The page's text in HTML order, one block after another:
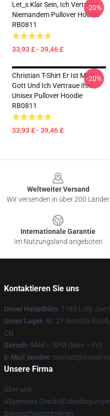
Let_s Klar Sein, Ich Vertraue
Niemandem Pullover Hoodie
RB0811
33,93 £ - 39,46 £
-20%
Christian T-Shirt Er Ist Mein
Gott Und Ich Vertraue Ihm
Unisex Pullover Hoodie
RB0811
33,93 £ - 39,46 £
-20%
Weltweiter Versand
Wir versenden in über 200 Länder
Internationale Garantie
Im Nutzungsland angeboten
Kontaktieren Sie uns
Unser Hauptbüro: 1185 Lolly Joe
Unser Lager: Nr. 27 Nansha
CN
Geruch: 9AM – 5PM (Mon – Fri)
E-Mail senden:
Unsere Firma
Über uns
Allgemeine
Datenschutzrichtlinien